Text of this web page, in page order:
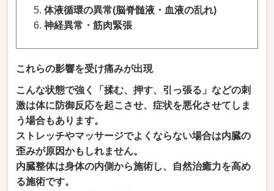
体液循環の異常(脳脊髄液・血液の乱れ)
神経異常・筋肉緊張
これらの影響を受け痛みが出現
こんな状態で強く「揉む、押す、引っ張る」などの刺
激は体に防御反応を起こさせ、症状を悪化させてしま
う場合もあります。
ストレッチやマッサージでよくならない場合は内臓の
歪みが原因かもしれません。
内臓整体は身体の内側から施術し、自然治癒力を高め
る施術です。